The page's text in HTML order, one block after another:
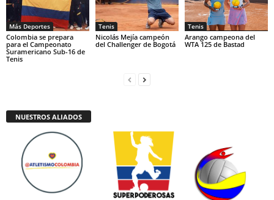
Más Deportes
Colombia se prepara
para el Campeonato
Suramericano Sub-16 de
Tenis
Tenis
Nicolás Mejía campeón
del Challenger de Bogotá
Tenis
Arango campeona del
WTA 125 de Bastad
NUESTROS ALIADOS